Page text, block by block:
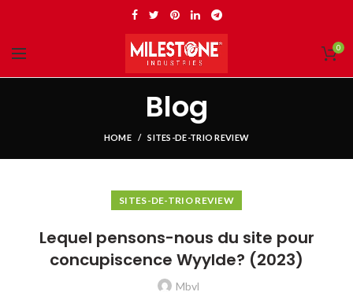
0
Blog
HOME SITES-DE-TRIO REVIEW
SITES-DE-TRIO REVIEW
Lequel pensons-nous du site pour
concupiscence Wyylde? (2023)
Mbvl